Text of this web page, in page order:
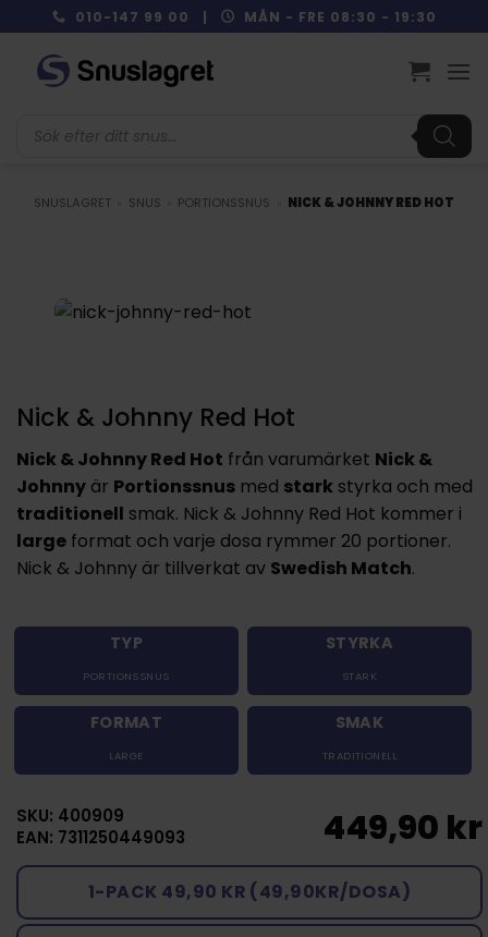
to
content
010-147 99 00 | MÅN - FRE 08:30 - 19:30
SNUSLAGRET SNUS PORTIONSSNUS NICK & JOHNNY RED HOT
Nick & Johnny Red Hot
Nick & Johnny Red Hot från varumärket Nick &
Johnny är Portionssnus med stark styrka och med
traditionell smak. Nick & Johnny Red Hot kommer i
large format och varje dosa rymmer 20 portioner.
Nick & Johnny är tillverkat av Swedish Match.
TYP
PORTIONSSNUS
STYRKA
STARK
FORMAT
LARGE
SMAK
TRADITIONELL
SKU: 400909
EAN: 7311250449093
449,90 kr
1-PACK 49,90 KR (49,90KR/DOSA)